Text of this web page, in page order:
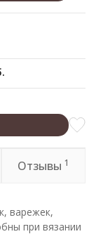
Отзывы 1
варежек,
при вязании